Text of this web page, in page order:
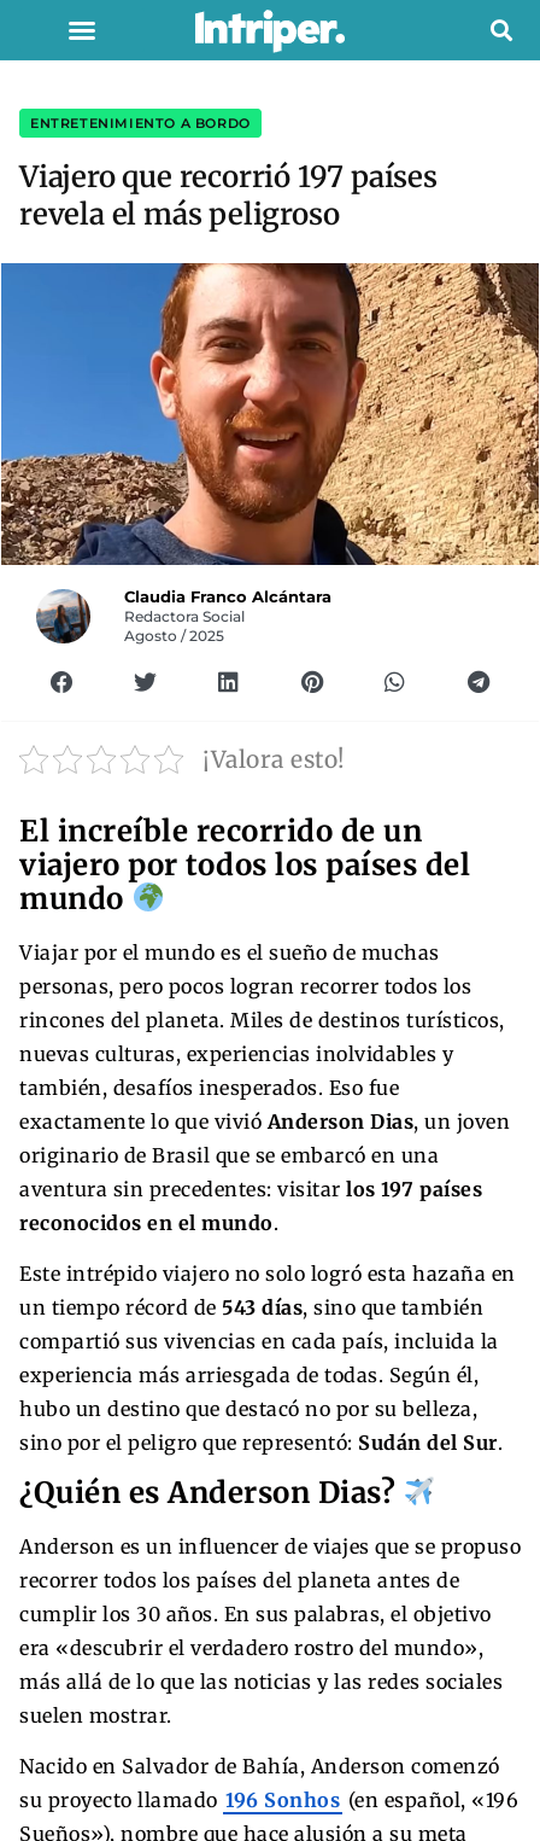
ENTRETENIMIENTO A BORDO
Viajero que recorrió 197 países
revela el más peligroso
Claudia Franco Alcántara
Redactora Social
Agosto / 2025
¡Valora esto!
El increíble recorrido de un
viajero por todos los países del
mundo
Viajar por el mundo es el sueño de muchas
personas, pero pocos logran recorrer todos los
rincones del planeta. Miles de destinos turísticos,
nuevas culturas, experiencias inolvidables y
también, desafíos inesperados. Eso fue
exactamente lo que vivió Anderson Dias, un joven
originario de Brasil que se embarcó en una
aventura sin precedentes: visitar los 197 países
reconocidos en el mundo.
Este intrépido viajero no solo logró esta hazaña en
un tiempo récord de 543 días, sino que también
compartió sus vivencias en cada país, incluida la
experiencia más arriesgada de todas. Según él,
hubo un destino que destacó no por su belleza,
sino por el peligro que representó: Sudán del Sur.
¿Quién es Anderson Dias?
Anderson es un influencer de viajes que se propuso
recorrer todos los países del planeta antes de
cumplir los 30 años. En sus palabras, el objetivo
era «descubrir el verdadero rostro del mundo»,
más allá de lo que las noticias y las redes sociales
suelen mostrar.
Nacido en Salvador de Bahía, Anderson comenzó
su proyecto llamado 196 Sonhos (en español, «196
Sueños»), nombre que hace alusión a su meta